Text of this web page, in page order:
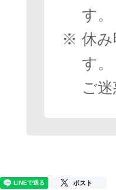
す。
※ 休
す。
ご
ポスト